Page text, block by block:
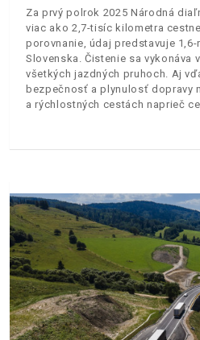
Za prvý polrok 2025 Národná
viac ako 2,7-tisíc kilometra
porovnanie, údaj predstavuje
Slovenska. Čistenie sa vykonáva
všetkých jazdných pruhoch. Aj
bezpečnosť a plynulosť dopravy
a rýchlostných cestách naprieč